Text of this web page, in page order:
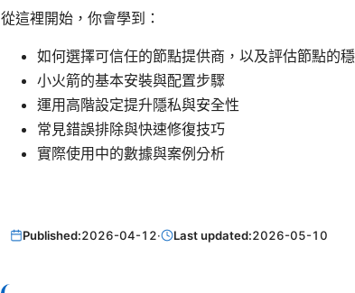
從這裡開始，你會學到：
如何選擇可信任的節點提供商，以及評估節點的
小火箭的基本安裝與配置步驟
運用高階設定提升隱私與安全性
常見錯誤排除與快速修復技巧
實際使用中的數據與案例分析
Published:2026-04-12· Last updated:2026-05-10